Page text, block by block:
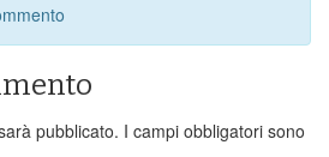
pubblicato. I campi obbligatori sono